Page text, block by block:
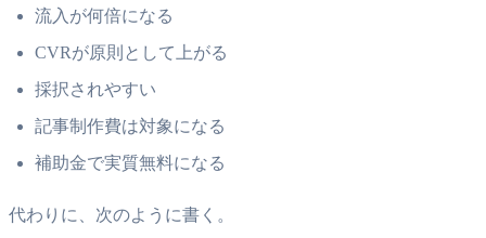
流入が何倍になる
CVRが原則として上がる
採択されやすい
記事制作費は対象になる
補助金で実質無料になる
代わりに、次のように書く。